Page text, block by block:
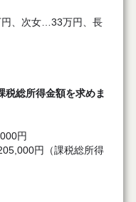
、次女…33万円、長
税総所得金額を求めま
円
円（課税総所得